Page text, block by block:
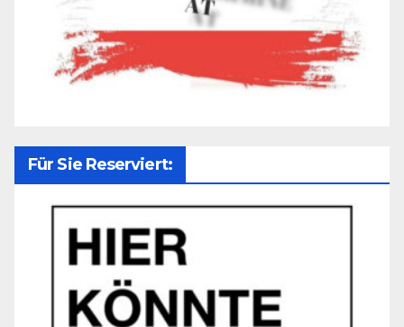
Für Sie Reserviert: